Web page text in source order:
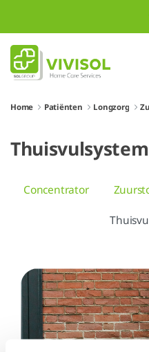
Overslaan en naar
Home Patiënten Longzorg
Concentrator